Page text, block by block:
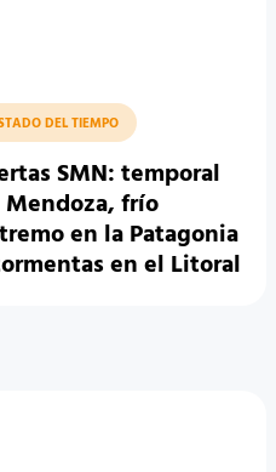
DEL TIEMPO
SMN: temporal
frío
en la Patagonia
en el Litoral